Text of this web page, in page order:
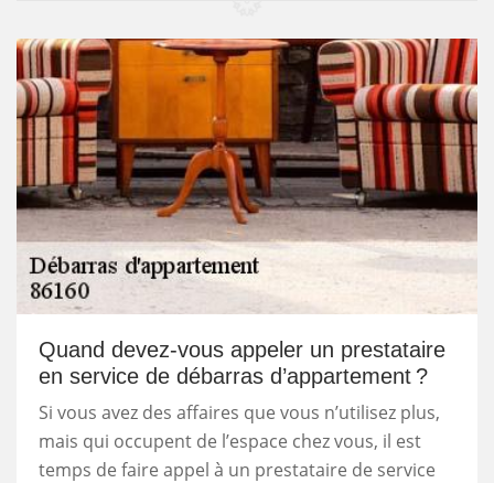
Quand devez-vous appeler un prestataire
en service de débarras d’appartement ?
Si vous avez des affaires que vous n’utilisez plus,
mais qui occupent de l’espace chez vous, il est
temps de faire appel à un prestataire de service